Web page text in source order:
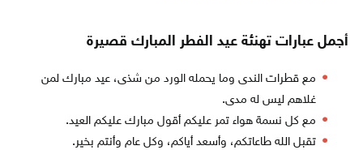
أجمل عبارات تهنئة عيد الفطر المبارك قصيرة
مع قطرات الندى وما يحمله الورد من شذى، عيد مبارك لمن
غلاهم ليس له مدى.
مع كل نسمة هواء تمر عليكم أقول مبارك عليكم العيد.
تقبل الله طاعاتكم، وأسعد أياكم، وكل عام وأنتم بخير.